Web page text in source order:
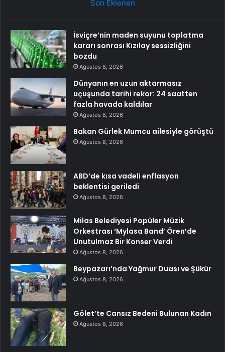
Son Eklenen
İsviçre’nin maden suyunu toplatma
kararı sonrası Kızılay sessizliğini
bozdu
Ağustos 8, 2026
Dünyanın en uzun aktarmasız
uçuşunda tarihi rekor: 24 saatten
fazla havada kaldılar
Ağustos 8, 2026
Bakan Gürlek Mumcu ailesiyle görüştü
Ağustos 8, 2026
ABD’de kısa vadeli enflasyon
beklentisi geriledi
Ağustos 8, 2026
Milas Belediyesi Popüler Müzik
Orkestrası ‘Mylasa Band’ Ören’de
Unutulmaz Bir Konser Verdi
Ağustos 8, 2026
Beypazarı’nda Yağmur Duası ve Şükür
Ağustos 8, 2026
Gölet’te Cansız Bedeni Bulunan Kadın
Ağustos 8, 2026